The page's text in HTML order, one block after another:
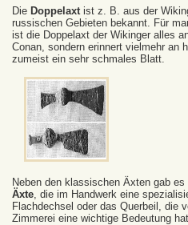
Die Doppelaxt ist z. B. aus der
russischen Gebieten bekannt. Für
ist die Doppelaxt der Wikinger alles
Conan, sondern erinnert vielmehr an
zumeist ein sehr schmales Blatt.
Neben den klassischen Äxten gab
Äxte , die im Handwerk eine
Flachdechsel oder das Querbeil, die
Zimmerei eine wichtige Bedeutung